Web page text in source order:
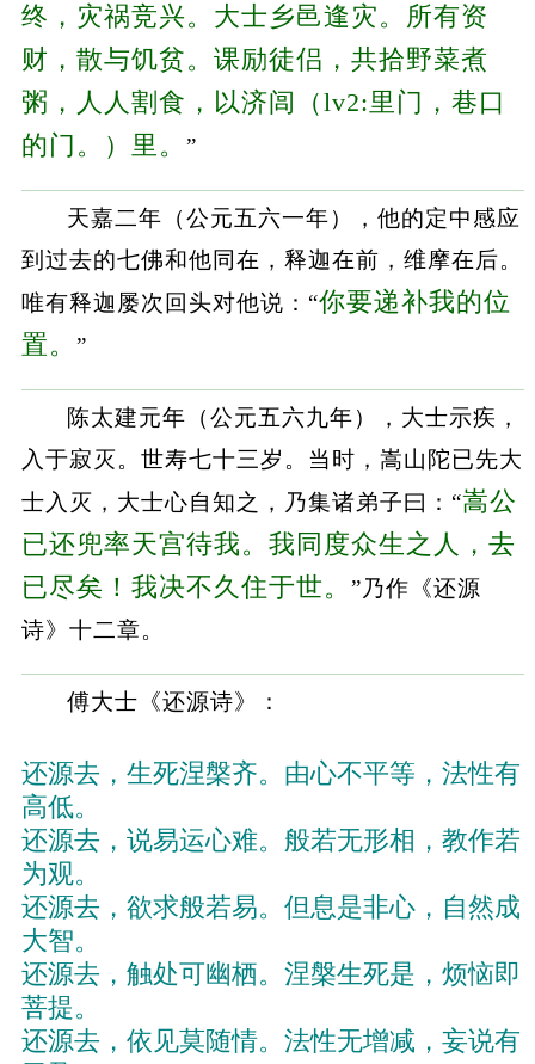
终，灾祸竞兴。大士乡邑逢灾。所有资
财，散与饥贫。课励徒侣，共拾野菜煮
粥，人人割食，以济闾（lv2:里门，巷口
的门。）里。 ”
天嘉二年（公元五六一年），他的定中感应
到过去的七佛和他同在，释迦在前，维摩在后。
唯有释迦屡次回头对他说：“你要递补我的位
置。 ”
陈太建元年（公元五六九年），大士示疾，
入于寂灭。世寿七十三岁。当时，嵩山陀已先大
士入灭，大士心自知之，乃集诸弟子曰：“嵩公
已还兜率天宫待我。我同度众生之人，去
已尽矣！我决不久住于世。 ”乃作《还源
诗》十二章。
傅大士《还源诗》：
还源去，生死涅槃齐。由心不平等，法性有
高低。
还源去，说易运心难。般若无形相，教作若
为观。
还源去，欲求般若易。但息是非心，自然成
大智。
还源去，触处可幽栖。涅槃生死是，烦恼即
菩提。
还源去，依见莫随情。法性无增减，妄说有